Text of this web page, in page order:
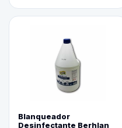
Blanqueador
Desinfectante Berhlan